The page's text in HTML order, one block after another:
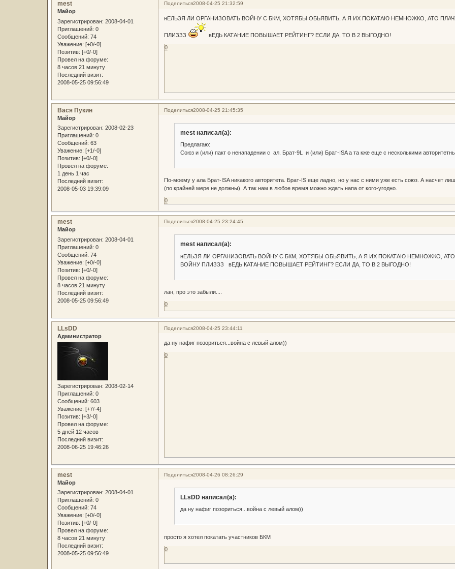
Поделиться2008-04-25 21:32:59
mest
Майор
Зарегистрирован: 2008-04-01
Приглашений: 0
Сообщений: 74
Уважение: [+0/-0]
Позитив: [+0/-0]
Провел на форуме:
8 часов 21 минуту
Последний визит:
2008-05-25 09:56:49
нЕЛЬЗЯ ЛИ ОРГАНИЗОВАТЬ ВОЙНУ С БКМ, ХОТЯБЫ ОБЬЯВИТЬ, А Я ИХ ПОКАТАЮ НЕМНОЖКО, АТО
ПЛИЗЗЗ
вЕДЬ КАТАНИЕ ПОВЫШАЕТ РЕЙТИНГ? ЕСЛИ ДА, ТО В 2 ВЫГОДНО!
0
Поделиться2008-04-25 21:45:35
Вася Пукин
Майор
Зарегистрирован: 2008-02-23
Приглашений: 0
Сообщений: 63
Уважение: [+1/-0]
Позитив: [+0/-0]
Провел на форуме:
1 день 1 час
Последний визит:
2008-05-03 19:39:09
mest написал(а):
Предлагаю:
Союз и (или) пакт о ненападении с ал. Брат-9L и (или) Брат-ISA а та кже еще с несколькими
По-моему у ала Брат-ISA никакого авторитета. Брат-IS еще ладно, но у нас с ними уже есть союз. А насчет
(по крайней мере не должны). А так нам в любое время можно ждать напа от кого-угодно.
0
Поделиться2008-04-25 23:24:45
mest
Майор
Зарегистрирован: 2008-04-01
Приглашений: 0
Сообщений: 74
Уважение: [+0/-0]
Позитив: [+0/-0]
Провел на форуме:
8 часов 21 минуту
Последний визит:
2008-05-25 09:56:49
mest написал(а):
нЕЛЬЗЯ ЛИ ОРГАНИЗОВАТЬ ВОЙНУ С БКМ, ХОТЯБЫ ОБЬЯВИТЬ, А Я ИХ ПОКАТАЮ НЕМНОЖКО,
ВОЙНУ ПЛИЗЗЗ вЕДЬ КАТАНИЕ ПОВЫШАЕТ РЕЙТИНГ? ЕСЛИ ДА, ТО В 2 ВЫГОДНО!
лан, про это забыли....
0
Поделиться2008-04-25 23:44:11
LLsDD
Администратор
Зарегистрирован: 2008-02-14
Приглашений: 0
Сообщений: 603
Уважение: [+7/-4]
Позитив: [+3/-0]
Провел на форуме:
5 дней 12 часов
Последний визит:
2008-06-25 19:46:26
да ну нафиг позориться...война с левый алом))
0
Поделиться2008-04-26 08:26:29
mest
Майор
Зарегистрирован: 2008-04-01
Приглашений: 0
Сообщений: 74
Уважение: [+0/-0]
Позитив: [+0/-0]
Провел на форуме:
8 часов 21 минуту
Последний визит:
2008-05-25 09:56:49
LLsDD написал(а):
да ну нафиг позориться...война с левый алом))
просто я хотел покатать участников БКМ
0